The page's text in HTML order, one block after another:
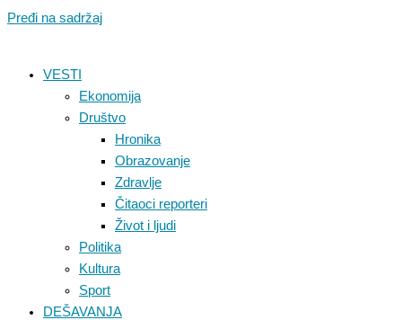
Pređi na sadržaj
VESTI
Ekonomija
Društvo
Hronika
Obrazovanje
Zdravlje
Čitaoci reporteri
Život i ljudi
Politika
Kultura
Sport
DEŠAVANJA